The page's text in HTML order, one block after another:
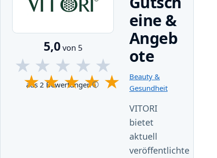
5,0von 5
★
★
★
★
★
★
★
★
★
★
aus 2 Bewertungen
eine &
Angeb
ote
Beauty &
Gesundheit
VITORI
bietet
aktuell
veröffentlichte